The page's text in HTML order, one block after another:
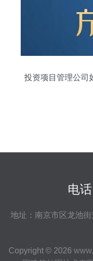
投资项目管理公司
电
地址：南京市区龙池
Copyright © 2026